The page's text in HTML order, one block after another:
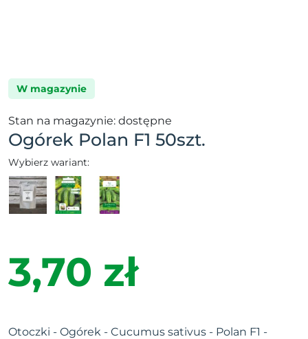
W magazynie
Stan na magazynie: dostępne
Ogórek Polan F1 50szt.
Wybierz wariant:
3,70 zł
Otoczki - Ogórek - Cucumus sativus - Polan F1 -